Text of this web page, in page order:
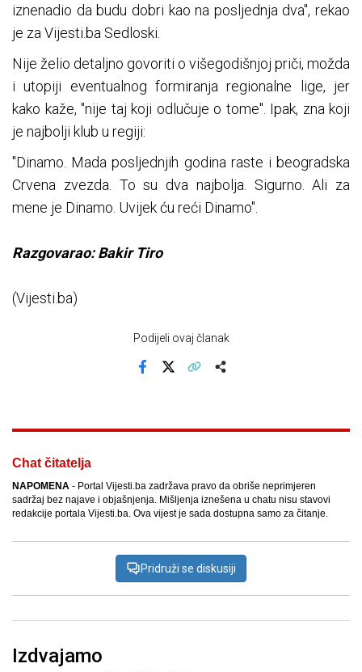
iznenadio da budu dobri kao na posljednja dva", rekao
je za Vijesti.ba Sedloski.
Nije želio detaljno govoriti o višegodišnjoj priči, možda
i utopiji eventualnog formiranja regionalne lige, jer
kako kaže, "nije taj koji odlučuje o tome". Ipak, zna koji
je najbolji klub u regiji:
"Dinamo. Mada posljednjih godina raste i beogradska
Crvena zvezda. To su dva najbolja. Sigurno. Ali za
mene je Dinamo. Uvijek ću reći Dinamo".
Razgovarao: Bakir Tiro
(Vijesti.ba)
Podijeli ovaj članak
Chat čitatelja
NAPOMENA - Portal Vijesti.ba zadržava pravo da obriše neprimjeren
sadržaj bez najave i objašnjenja. Mišljenja iznešena u chatu nisu stavovi
redakcije portala Vijesti.ba. Ova vijest je sada dostupna samo za čitanje.
Pridruži se diskusiji
Izdvajamo